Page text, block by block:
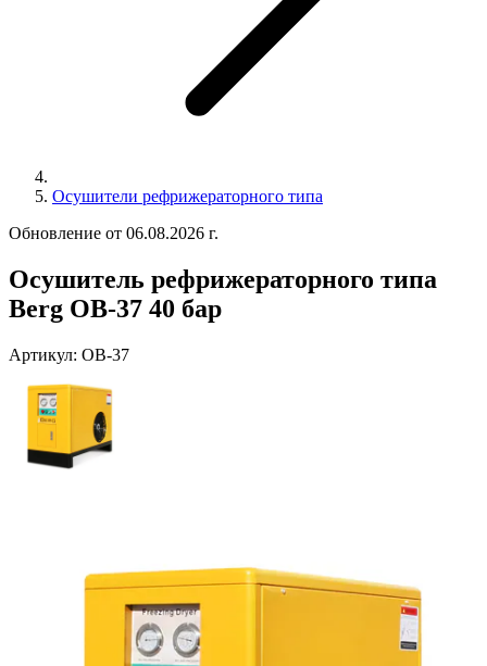
Осушители рефрижераторного типа
Обновление от 06.08.2026 г.
Осушитель рефрижераторного типа
Berg OB-37 40 бар
Артикул: ОВ-37